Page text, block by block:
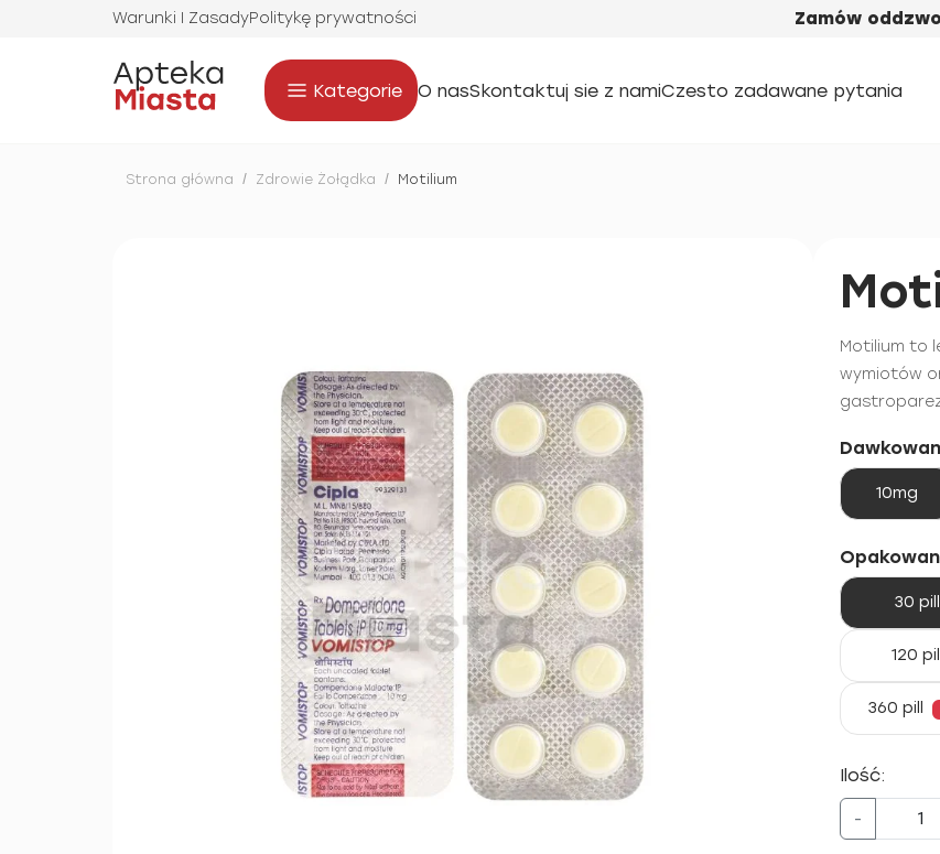
Warunki I ZasadyPolitykę prywatności Zamów
Kategorie O nasSkontaktuj sie z namiCzesto zadawane pytania
Strona główna / Zdrowie Żołądka / Motilium
Motilium to
wymiotów
10mg
30 pill
120 pill
360 pill
Ilość:
-